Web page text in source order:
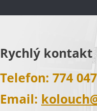
Rychlý kontakt
Telefon: 774
Email: